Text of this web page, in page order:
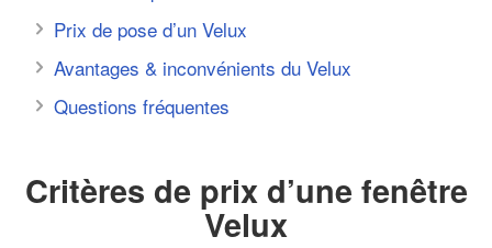
Prix de pose d’un Velux
Avantages & inconvénients du Velux
Questions fréquentes
Critères de prix d’une fenêtre
Velux